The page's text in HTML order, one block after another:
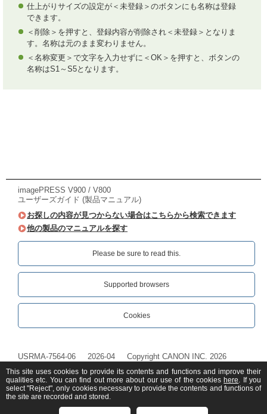
仕上がりサイズの設定が＜未登録＞のボタンにも名称は登録
できます。
＜削除＞を押すと、登録内容が削除され＜未登録＞となりま
す。名称は元のまま変わりません。
＜名称変更＞で文字を入力せずに＜OK＞を押すと、ボタンの
名称はS1～S5となります。
imagePRESS V900 / V800
ユーザーズガイド (製品マニュアル)
お探しの内容が見つからない場合はこちらから検索できます
他の製品のマニュアルを探す
Please be sure to read this.‎
Supported browsers
Cookies
USRMA-7564-06 2026-04 Copyright CANON INC. 2026
This site uses cookies to provide its contents and functions and improve their
qualities etc. You can find out more about our use of the cookies here. If you
select "Reject", only cookies necessary to provide the contents and functions of
the site are recorded and stored.